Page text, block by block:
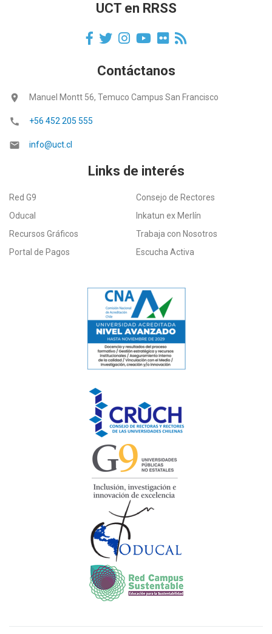
UCT en RRSS
Contáctanos
location_on Manuel Montt 56, Temuco Campus San Francisco
call +56 452 205 555
email info@uct.cl
Links de interés
Red G9
Consejo de Rectores
Oducal
Inkatun ex Merlín
Recursos Gráficos
Trabaja con Nosotros
Portal de Pagos
Escucha Activa